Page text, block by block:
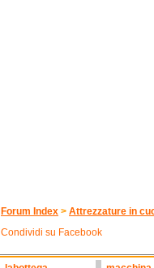
Forum Index > Attrezzature in
Condividi su Facebook